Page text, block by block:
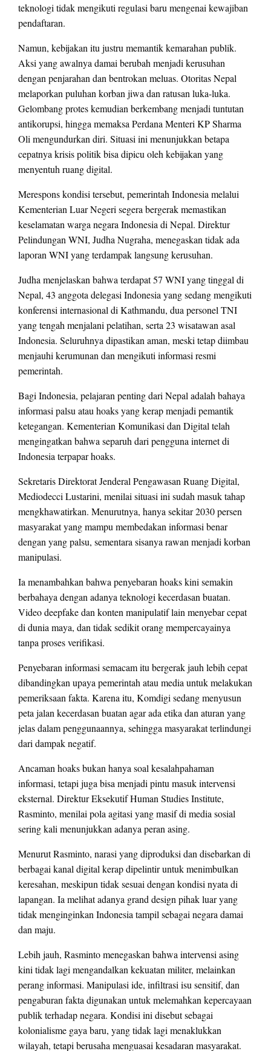
teknologi tidak mengikuti regulasi baru mengenai kewajiban
pendaftaran.
Namun, kebijakan itu justru memantik kemarahan publik.
Aksi yang awalnya damai berubah menjadi kerusuhan
dengan penjarahan dan bentrokan meluas. Otoritas Nepal
melaporkan puluhan korban jiwa dan ratusan luka-luka.
Gelombang protes kemudian berkembang menjadi tuntutan
antikorupsi, hingga memaksa Perdana Menteri KP Sharma
Oli mengundurkan diri. Situasi ini menunjukkan betapa
cepatnya krisis politik bisa dipicu oleh kebijakan yang
menyentuh ruang digital.
Merespons kondisi tersebut, pemerintah Indonesia melalui
Kementerian Luar Negeri segera bergerak memastikan
keselamatan warga negara Indonesia di Nepal. Direktur
Pelindungan WNI, Judha Nugraha, menegaskan tidak ada
laporan WNI yang terdampak langsung kerusuhan.
Judha menjelaskan bahwa terdapat 57 WNI yang tinggal di
Nepal, 43 anggota delegasi Indonesia yang sedang mengikuti
konferensi internasional di Kathmandu, dua personel TNI
yang tengah menjalani pelatihan, serta 23 wisatawan asal
Indonesia. Seluruhnya dipastikan aman, meski tetap diimbau
menjauhi kerumunan dan mengikuti informasi resmi
pemerintah.
Bagi Indonesia, pelajaran penting dari Nepal adalah bahaya
informasi palsu atau hoaks yang kerap menjadi pemantik
ketegangan. Kementerian Komunikasi dan Digital telah
mengingatkan bahwa separuh dari pengguna internet di
Indonesia terpapar hoaks.
Sekretaris Direktorat Jenderal Pengawasan Ruang Digital,
Mediodecci Lustarini, menilai situasi ini sudah masuk tahap
mengkhawatirkan. Menurutnya, hanya sekitar 2030 persen
masyarakat yang mampu membedakan informasi benar
dengan yang palsu, sementara sisanya rawan menjadi korban
manipulasi.
Ia menambahkan bahwa penyebaran hoaks kini semakin
berbahaya dengan adanya teknologi kecerdasan buatan.
Video deepfake dan konten manipulatif lain menyebar cepat
di dunia maya, dan tidak sedikit orang mempercayainya
tanpa proses verifikasi.
Penyebaran informasi semacam itu bergerak jauh lebih cepat
dibandingkan upaya pemerintah atau media untuk melakukan
pemeriksaan fakta. Karena itu, Komdigi sedang menyusun
peta jalan kecerdasan buatan agar ada etika dan aturan yang
jelas dalam penggunaannya, sehingga masyarakat terlindungi
dari dampak negatif.
Ancaman hoaks bukan hanya soal kesalahpahaman
informasi, tetapi juga bisa menjadi pintu masuk intervensi
eksternal. Direktur Eksekutif Human Studies Institute,
Rasminto, menilai pola agitasi yang masif di media sosial
sering kali menunjukkan adanya peran asing.
Menurut Rasminto, narasi yang diproduksi dan disebarkan di
berbagai kanal digital kerap dipelintir untuk menimbulkan
keresahan, meskipun tidak sesuai dengan kondisi nyata di
lapangan. Ia melihat adanya grand design pihak luar yang
tidak menginginkan Indonesia tampil sebagai negara damai
dan maju.
Lebih jauh, Rasminto menegaskan bahwa intervensi asing
kini tidak lagi mengandalkan kekuatan militer, melainkan
perang informasi. Manipulasi ide, infiltrasi isu sensitif, dan
pengaburan fakta digunakan untuk melemahkan kepercayaan
publik terhadap negara. Kondisi ini disebut sebagai
kolonialisme gaya baru, yang tidak lagi menaklukkan
wilayah, tetapi berusaha menguasai kesadaran masyarakat.